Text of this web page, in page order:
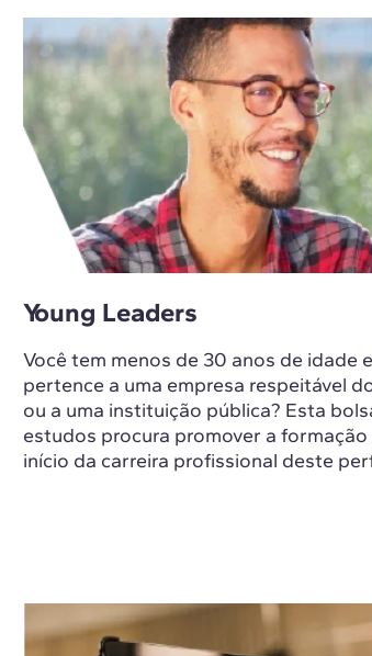
Young Leaders
Você tem menos de 30 anos de idade e
pertence a uma empresa respeitável
ou a uma instituição pública? Esta
estudos procura promover a formação
início da carreira profissional deste